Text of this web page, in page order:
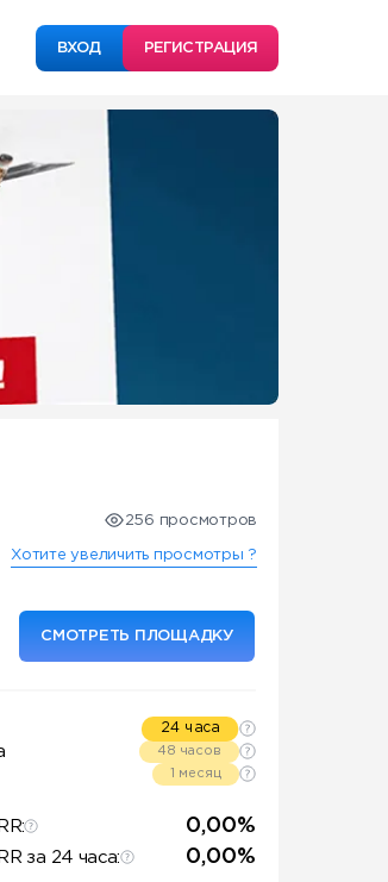
ВХОД РЕГИСТРАЦИЯ
256 просмотров
Хотите увеличить просмотры ?
СМОТРЕТЬ ПЛОЩАДКУ
24 часа
48 часов
1 месяц
0,00%
за 24 часа: 0,00%